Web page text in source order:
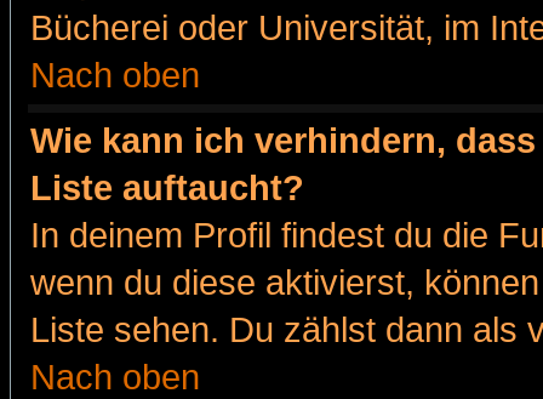
Bücherei oder Universität, im
Nach oben
Wie kann ich verhindern,
Liste auftaucht?
In deinem Profil findest du die
wenn du diese aktivierst,
Liste sehen. Du zählst dann als
Nach oben